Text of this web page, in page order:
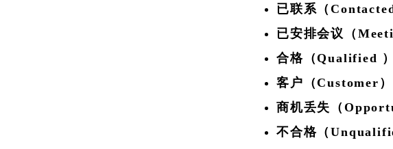
已联系（
已安排会议（
合格（Qualified
客户（Customer
商机丢失（
不合格（